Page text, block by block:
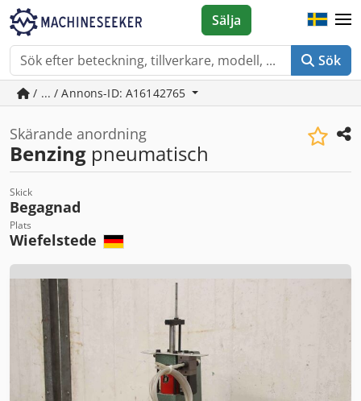
Sök
Sälja
/ ... / Annons-ID: A16142765
Skärande anordning
Benzing pneumatisch
Skick
Begagnad
Plats
Wiefelstede